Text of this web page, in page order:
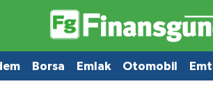
Borsa Emlak Otomobil